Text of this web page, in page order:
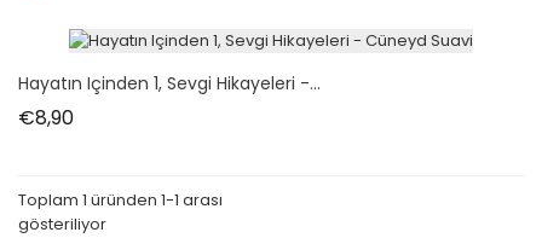
Hayatın Içinden 1, Sevgi Hikayeleri -...
€8,90Fiyat
Toplam 1 üründen 1-1 arası
gösteriliyor